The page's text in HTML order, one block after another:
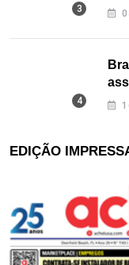
EDIÇÃO